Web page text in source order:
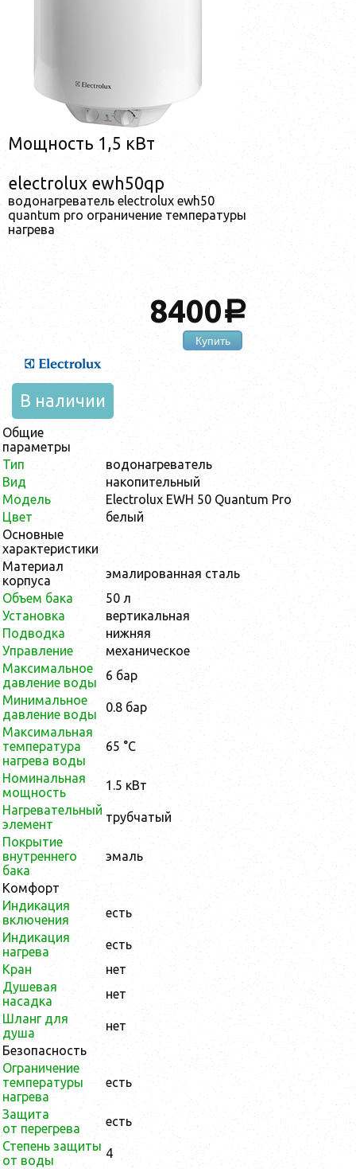
Мощность 1,5 кВт
electrolux ewh50qp
водонагреватель electrolux ewh50
quantum pro ограничение температуры
нагрева
8400a
Купить
В наличии
Общие
параметры
Тип
водонагреватель
Вид
накопительный
Модель
Electrolux EWH 50 Quantum Pro
Цвет
белый
Основные
характеристики
Материал
корпуса
эмалированная сталь
Объем бака
50 л
Установка
вертикальная
Подводка
нижняя
Управление
механическое
Максимальное
давление воды
6 бар
Минимальное
давление воды
0.8 бар
Максимальная
температура
нагрева воды
65 °С
Номинальная
мощность
1.5 кВт
Нагревательный
элемент
трубчатый
Покрытие
внутреннего
бака
эмаль
Комфорт
Индикация
включения
есть
Индикация
нагрева
есть
Кран
нет
Душевая
насадка
нет
Шланг для
душа
нет
Безопасность
Ограничение
температуры
нагрева
есть
Защита
от перегрева
есть
Степень защиты
от воды
4